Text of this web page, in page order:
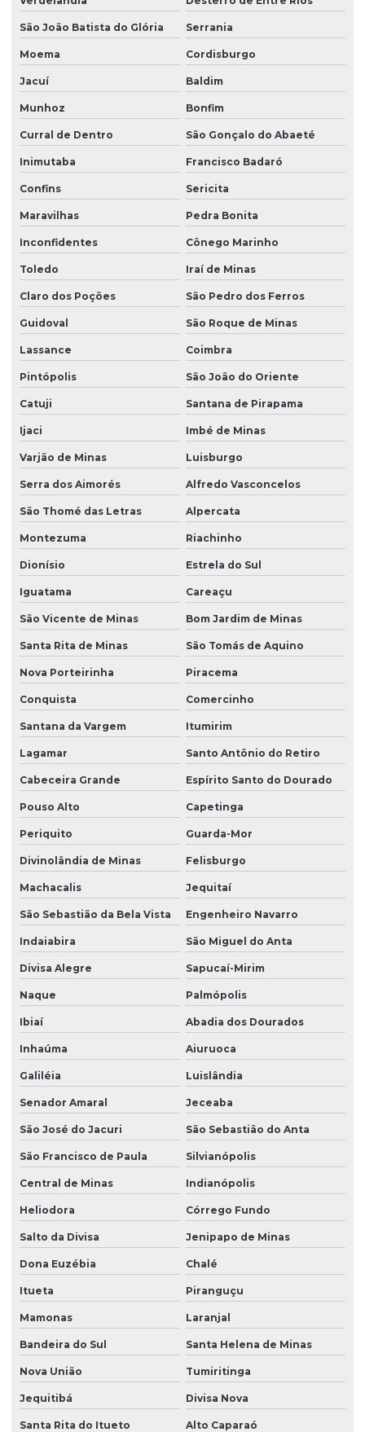
São João Batista do Glória Serrania
Moema Cordisburgo
Jacuí Baldim
Munhoz Bonfim
Curral de Dentro São Gonçalo do Abaeté
Inimutaba Francisco Badaró
Confins Sericita
Maravilhas Pedra Bonita
Inconfidentes Cônego Marinho
Toledo Iraí de Minas
Claro dos Poções São Pedro dos Ferros
Guidoval São Roque de Minas
Lassance Coimbra
Pintópolis São João do Oriente
Catuji Santana de Pirapama
Ijaci Imbé de Minas
Varjão de Minas Luisburgo
Serra dos Aimorés Alfredo Vasconcelos
São Thomé das Letras Alpercata
Montezuma Riachinho
Dionísio Estrela do Sul
Iguatama Careaçu
São Vicente de Minas Bom Jardim de Minas
Santa Rita de Minas São Tomás de Aquino
Nova Porteirinha Piracema
Conquista Comercinho
Santana da Vargem Itumirim
Lagamar Santo Antônio do Retiro
Cabeceira Grande Espírito Santo do Dourado
Pouso Alto Capetinga
Periquito Guarda-Mor
Divinolândia de Minas Felisburgo
Machacalis Jequitaí
São Sebastião da Bela Vista Engenheiro Navarro
Indaiabira São Miguel do Anta
Divisa Alegre Sapucaí-Mirim
Naque Palmópolis
Ibiaí Abadia dos Dourados
Inhaúma Aiuruoca
Galiléia Luislândia
Senador Amaral Jeceaba
São José do Jacuri São Sebastião do Anta
São Francisco de Paula Silvianópolis
Central de Minas Indianópolis
Heliodora Córrego Fundo
Salto da Divisa Jenipapo de Minas
Dona Euzébia Chalé
Itueta Piranguçu
Mamonas Laranjal
Bandeira do Sul Santa Helena de Minas
Nova União Tumiritinga
Jequitibá Divisa Nova
Santa Rita do Itueto Alto Caparaó